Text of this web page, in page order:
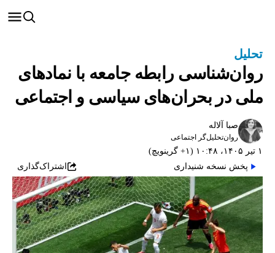
تحلیل
روان‌شناسی رابطه جامعه با نمادهای
ملی در بحران‌های سیاسی و اجتماعی
صبا آلاله
روان‌تحلیل‌گر اجتماعی
۱ تیر ۱۴۰۵، ۱۰:۴۸ (‎+۱ گرینویچ)
پخش نسخه شنیداری
اشتراک‌گذاری